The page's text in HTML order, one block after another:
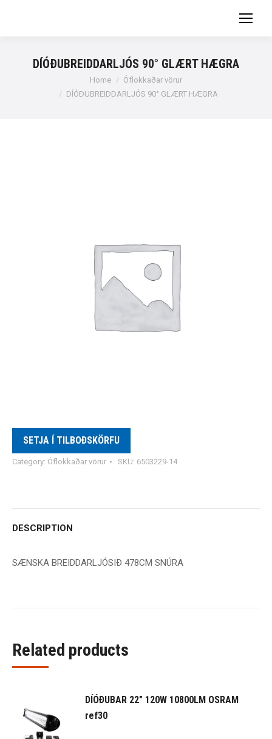
DÍÓÐUBREIDDARLJÓS 90° GLÆRT HÆGRA
Home
Óflokkaðar vörur
DÍÓÐUBREIDDARLJÓS 90° GLÆRT HÆGRA
SETJA Í TILBOÐSKÖRFU
Category: Óflokkaðar vörur SKU: 6503229-14
DESCRIPTION
SÆNSKA BREIDDARLJÓSIÐ 478CM SNÚRA
Related products
DÍÓÐUBAR 22" 120W 10800LM OSRAM
ref30